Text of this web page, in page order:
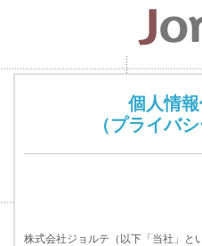
個人情
（プライバ
株式会社ジョルテ（以下「当社」と